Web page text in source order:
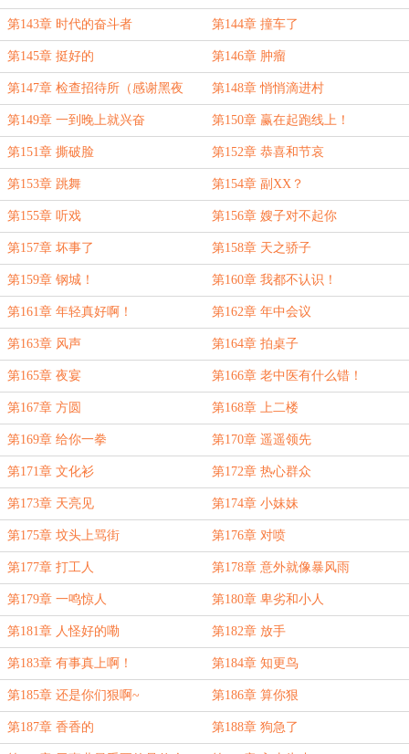
第143章 时代的奋斗者 第144章 撞车了
第145章 挺好的 第146章 肿瘤
第147章 检查招待所（感谢黑夜
0522好哥哥的盟主赏！明天加更！）
第148章 悄悄滴进村
第149章 一到晚上就兴奋 第150章 赢在起跑线上！
第151章 撕破脸 第152章 恭喜和节哀
第153章 跳舞 第154章 副XX？
第155章 听戏 第156章 嫂子对不起你
第157章 坏事了 第158章 天之骄子
第159章 钢城！ 第160章 我都不认识！
第161章 年轻真好啊！ 第162章 年中会议
第163章 风声 第164章 拍桌子
第165章 夜宴 第166章 老中医有什么错！
第167章 方圆 第168章 上二楼
第169章 给你一拳 第170章 遥遥领先
第171章 文化衫 第172章 热心群众
第173章 天亮见 第174章 小妹妹
第175章 坟头上骂街 第176章 对喷
第177章 打工人 第178章 意外就像暴风雨
第179章 一鸣惊人 第180章 卑劣和小人
第181章 人怪好的嘞 第182章 放手
第183章 有事真上啊！ 第184章 知更鸟
第185章 还是你们狠啊~ 第186章 算你狠
第187章 香香的 第188章 狗急了